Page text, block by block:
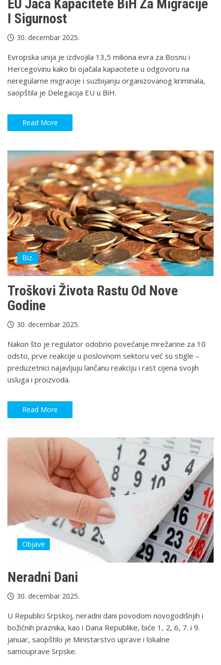
EU Jača Kapacitete BiH Za Migracije
I Sigurnost
30. decembar 2025.
Evropska unija je izdvojila 13,5 miliona evra za Bosnu i
Hercegovinu kako bi ojačala kapacitete u odgovoru na
neregularne migracije i suzbijanju organizovanog kriminala,
saopštila je Delegacija EU u BiH.
Read More
Biz.
Troškovi Života Rastu Od Nove
Godine
30. decembar 2025.
Nakon što je regulator odobrio povećanje mrežarine za 10
odsto, prve reakcije u poslovnom sektoru već su stigle –
preduzetnici najavljuju lančanu reakciju i rast cijena svojih
usluga i proizvoda.
Read More
Objave
Neradni Dani
30. decembar 2025.
U Republici Srpskoj, neradni dani povodom novogodišnjih i
božićnih praznika, kao i Dana Republike, biće 1, 2, 6, 7. i 9.
januar, saopštilo je Ministarstvo uprave i lokalne
samouprave Srpske.